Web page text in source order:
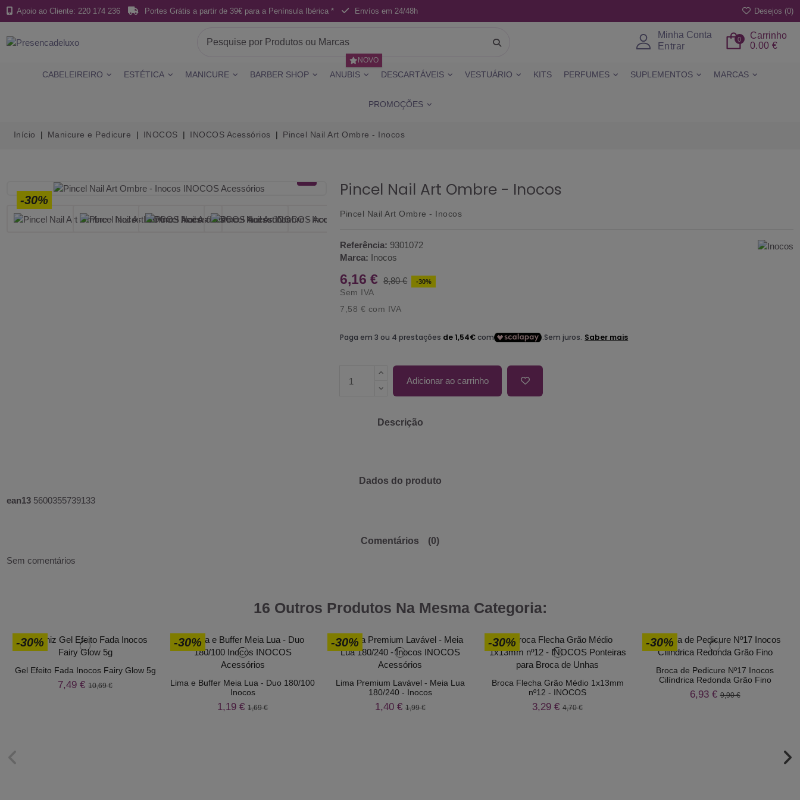
Apoio ao Cliente: 220 174 236 Portes Grátis a partir de 39€ para a Península Ibérica * Envíos em 24/48h Desejos (0)
Minha Conta
Entrar
Carrinho
0
0.00 €
CABELEIREIRO ESTÉTICA MANICURE BARBER SHOP ANUBIS
NOVO
DESCARTÁVEIS VESTUÁRIO KITS PERFUMES SUPLEMENTOS MARCAS
PROMOÇÕES
Início Manicure e Pedicure INOCOS INOCOS Acessórios Pincel Nail Art Ombre - Inocos
-30% Pincel Nail Art Ombre - Inocos
Pincel Nail Art Ombre - Inocos
Referência: 9301072
Marca: Inocos
6,16 € 8,80 € -30%
Sem IVA
7,58 € com IVA
Adicionar ao carrinho
Descrição
Dados do produto
ean13 5600355739133
Comentários
(0)
Sem comentários
16 Outros Produtos Na Mesma Categoria:
-30%
Gel Efeito Fada Inocos Fairy Glow 5g
7,49 €10,69 €
-30%
Lima e Buffer Meia Lua - Duo 180/100
Inocos
1,19 €1,69 €
-30%
Lima Premium Lavável - Meia Lua
180/240 - Inocos
1,40 €1,99 €
-30%
Broca Flecha Grão Médio 1x13mm
nº12 - INOCOS
3,29 €4,70 €
-30%
Broca de Pedicure Nº17 Inocos
Cilíndrica Redonda Grão Fino
6,93 €9,90 €